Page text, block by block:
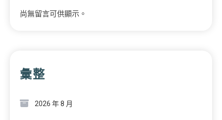
尚無留言可供顯示。
彙整
2026 年 8 月